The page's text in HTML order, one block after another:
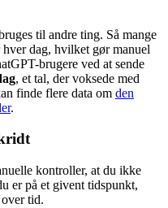
til andre ting. Så mange
dag, hvilket gør manuel
brugere ved at sende
, et tal, der voksede med
finde flere data om den
.
kontroller, at du ikke
er på et givent tidspunkt,
tid.